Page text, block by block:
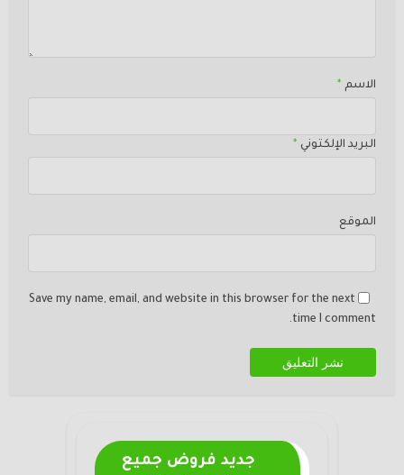
الاسم *
البريد الإلكتوني *
الموقع
Save my name, email, and website in this browser for the next
time I comment.
جديد فروض جميع